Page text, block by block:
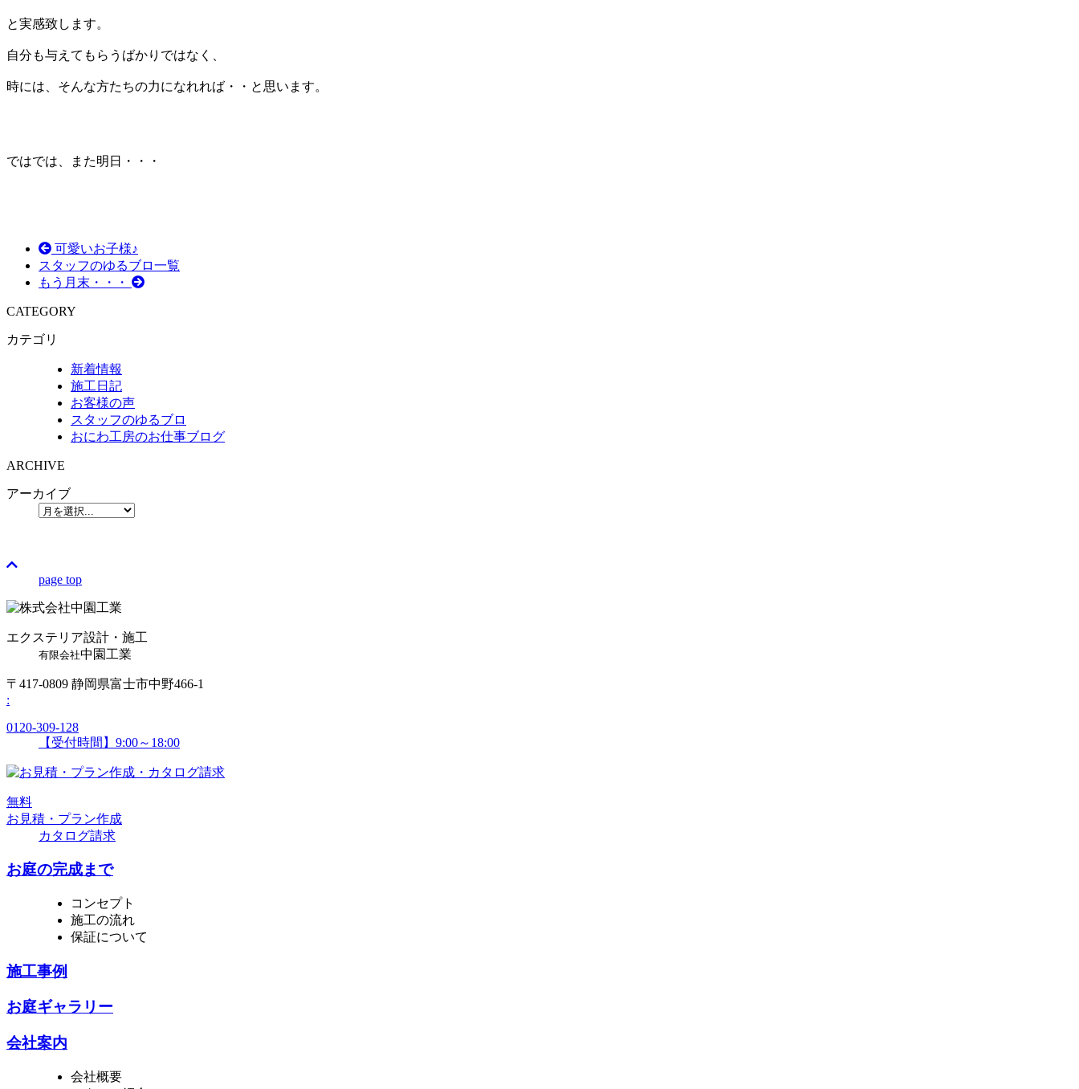
と実感致します。
自分も与えてもらうばかりではなく、
時には、そんな方たちの力になれれば・・と思います。
ではでは、また明日・・・
可愛いお子様♪
スタッフのゆるブロ一覧
もう月末・・・
CATEGORY
カテゴリ
新着情報
施工日記
お客様の声
スタッフのゆるブロ
おにわ工房のお仕事ブログ
ARCHIVE
アーカイブ
page top
エクステリア設計・施工
有限会社中園工業
〒417-0809 静岡県富士市中野466-1
:
0120-309-128
【受付時間】9:00～18:00
無料
お見積・プラン作成
カタログ請求
お庭の完成まで
コンセプト
施工の流れ
保証について
施工事例
お庭ギャラリー
会社案内
会社概要